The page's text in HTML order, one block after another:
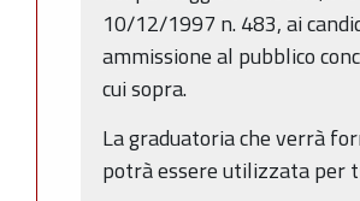
10/12/1997 n. 483, ai
ammissione al pubblico
cui sopra.
La graduatoria che verrà
potrà essere utilizzata per